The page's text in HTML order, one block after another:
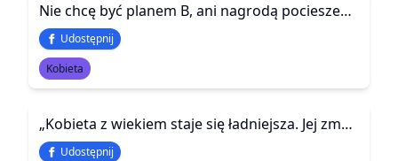
Nie chcę być planem B, ani nagrodą pocieszenia. Chcę być tą jedną jedyną na widok której znowu będziesz bezczelnie się uśmiechał. Tą do której będziesz zawsze chciał wracać wieczorami i budzić się rano pełen energii, z tym samym błyskiem w oku jak na pocz
Udostępnij
Kobieta
„Kobieta z wiekiem staje się ładniejsza. Jej zmarszczki mówią, ile śmiała się w życiu, jej oczy — ile łez przelała, a siwe włosy — ile mądrości nabyła. Kobieta im jest starsza, tym więcej czuje, bardziej rozumie i mniej mówi.”
Udostępnij